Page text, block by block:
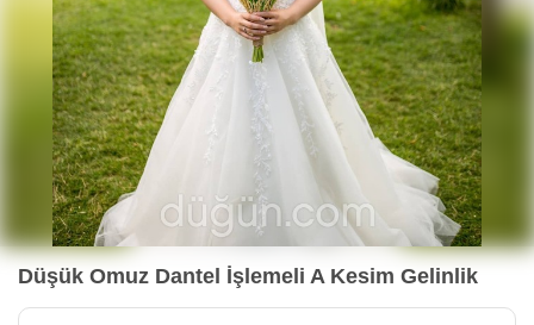
Düşük Omuz Dantel İşlemeli A Kesim Gelinlik